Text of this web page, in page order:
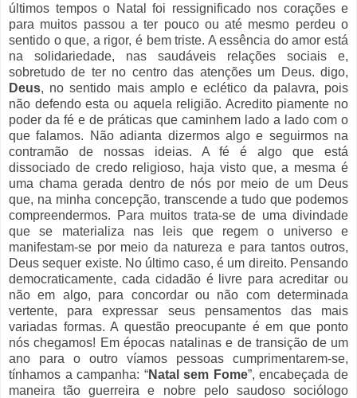
últimos tempos o Natal foi ressignificado nos corações e
para muitos passou a ter pouco ou até mesmo perdeu o
sentido o que, a rigor, é bem triste. A essência do amor está
na solidariedade, nas saudáveis relações sociais e,
sobretudo de ter no centro das atenções um Deus. digo,
Deus, no sentido mais amplo e eclético da palavra, pois
não defendo esta ou aquela religião. Acredito piamente no
poder da fé e de práticas que caminhem lado a lado com o
que falamos. Não adianta dizermos algo e seguirmos na
contramão de nossas ideias. A fé é algo que está
dissociado de credo religioso, haja visto que, a mesma é
uma chama gerada dentro de nós por meio de um Deus
que, na minha concepção, transcende a tudo que podemos
compreendermos. Para muitos trata-se de uma divindade
que se materializa nas leis que regem o universo e
manifestam-se por meio da natureza e para tantos outros,
Deus sequer existe. No último caso, é um direito. Pensando
democraticamente, cada cidadão é livre para acreditar ou
não em algo, para concordar ou não com determinada
vertente, para expressar seus pensamentos das mais
variadas formas. A questão preocupante é em que ponto
nós chegamos! Em épocas natalinas e de transição de um
ano para o outro víamos pessoas cumprimentarem-se,
tínhamos a campanha: “Natal sem Fome”, encabeçada de
maneira tão guerreira e nobre pelo saudoso sociólogo